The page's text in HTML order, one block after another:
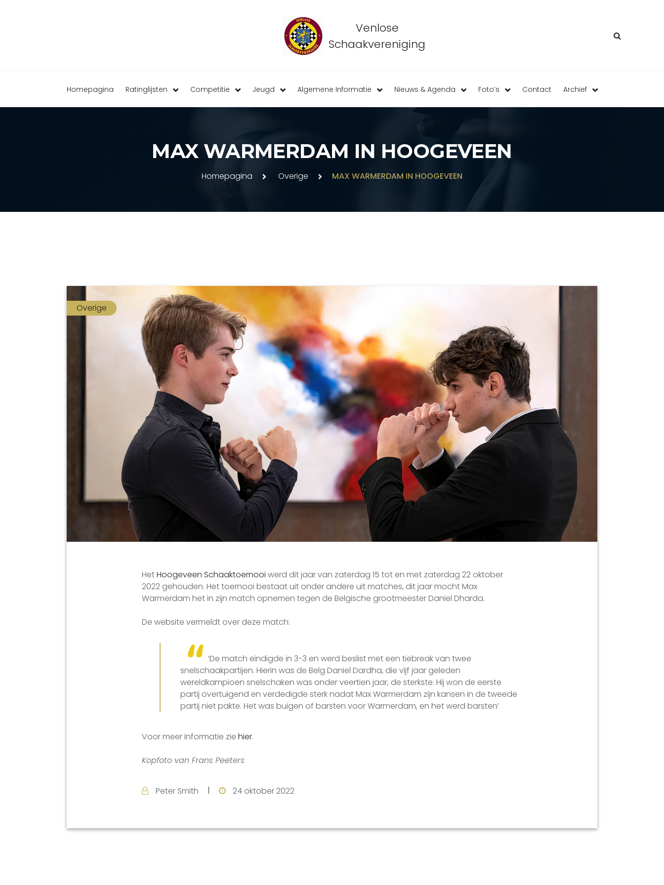
Venlose
Schaakvereniging
Homepagina Ratinglijsten Competitie Jeugd Algemene Informatie Nieuws & Agenda Foto’s Contact Archief
MAX WARMERDAM IN HOOGEVEEN
Homepagina Overige MAX WARMERDAM IN HOOGEVEEN
Overige
HetHoogeveen Schaaktoernooi werd dit jaar van zaterdag 15 tot en met zaterdag 22 oktober
2022 gehouden. Het toernooi bestaat uit onder andere uit matches, dit jaar mocht Max
Warmerdam het in zijn match opnemen tegen de Belgische grootmeester Daniel Dharda.
De website vermeldt over deze match:
‘De match eindigde in 3-3 en werd beslist met een tiebreak van twee
snelschaakpartijen. Hierin was de Belg Daniel Dardha, die vijf jaar geleden
wereldkampioen snelschaken was onder veertien jaar, de sterkste. Hij won de eerste
partij overtuigend en verdedigde sterk nadat Max Warmerdam zijn kansen in de tweede
partij niet pakte. Het was buigen of barsten voor Warmerdam, en het werd barsten’
Voor meer informatie zie hier.
Kopfoto van Frans Peeters
Peter Smith 24 oktober 2022